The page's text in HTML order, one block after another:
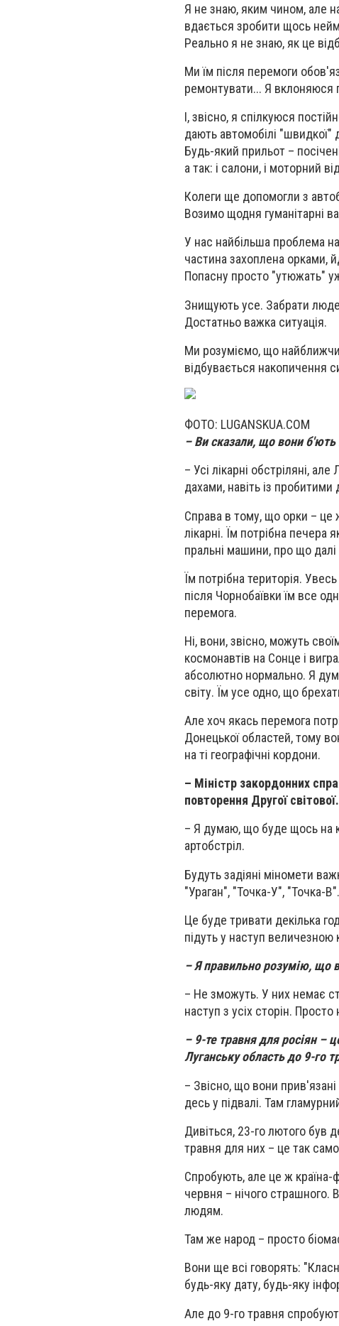
Я не знаю, яким чином, але
вдається зробити щось
Реально я не знаю, як це
Ми їм після перемоги
ремонтувати... Я вклоняюся
І, звісно, я спілкуюся
дають автомобілі
Будь-який прильот –
а так: і салони, і моторний
Колеги ще допомогли з
Возимо щодня гуманітарні
У нас найбільша проблема
частина захоплена орками,
Попасну просто "утюжать"
Знищують усе. Забрати
Достатньо важка ситуація.
Ми розуміємо, що
відбувається накопичення
ФОТО: LUGANSKUA.COM
– Ви сказали, що вони б'ють
– Усі лікарні обстріляні,
дахами, навіть із
Справа в тому, що орки – це
лікарні. Їм потрібна печера
пральні машини, про що далі
Їм потрібна територія.
після Чорнобаївки їм все
перемога.
Ні, вони, звісно, можуть
космонавтів на Сонце і
абсолютно нормально. Я
світу. Їм усе одно, що
Але хоч якась перемога
Донецької областей, тому
на ті географічні кордони.
– Міністр закордонних
повторення Другої
– Я думаю, що буде щось на
артобстріл.
Будуть задіяні міномети
"Ураган", "Точка-У", "Точка-
Це буде тривати декілька
підуть у наступ величезною
– Я правильно розумію, що
– Не зможуть. У них немає
наступ з усіх сторін. Просто
– 9-те травня для росіян –
Луганську область до 9-го
– Звісно, що вони
десь у підвалі. Там
Дивіться, 23-го лютого був
травня для них – це так
Спробують, але це ж
червня – нічого
людям.
Там же народ – просто
Вони ще всі говорять:
будь-яку дату, будь-яку
Але до 9-го травня